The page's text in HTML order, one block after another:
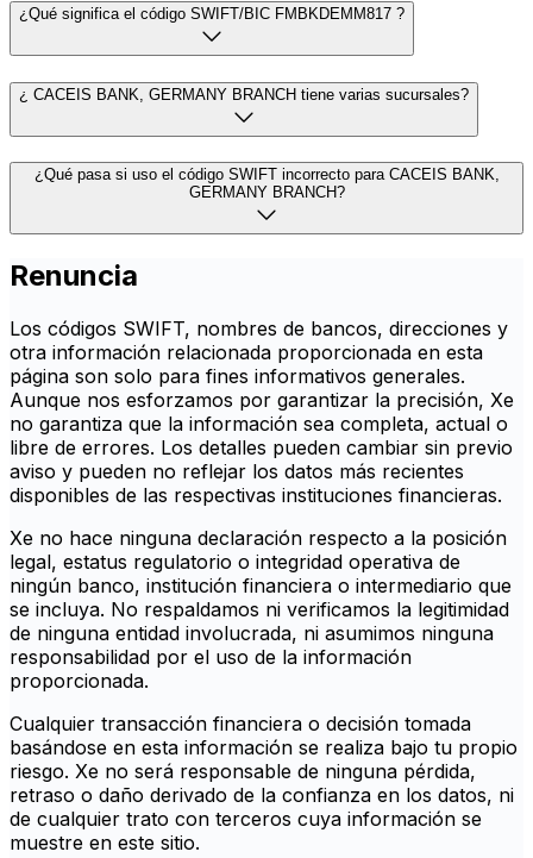
¿Qué significa el código SWIFT/BIC FMBKDEMM817 ?
¿ CACEIS BANK, GERMANY BRANCH tiene varias sucursales?
¿Qué pasa si uso el código SWIFT incorrecto para CACEIS BANK,
GERMANY BRANCH?
Renuncia
Los códigos SWIFT, nombres de bancos, direcciones y
otra información relacionada proporcionada en esta
página son solo para fines informativos generales.
Aunque nos esforzamos por garantizar la precisión, Xe
no garantiza que la información sea completa, actual o
libre de errores. Los detalles pueden cambiar sin previo
aviso y pueden no reflejar los datos más recientes
disponibles de las respectivas instituciones financieras.
Xe no hace ninguna declaración respecto a la posición
legal, estatus regulatorio o integridad operativa de
ningún banco, institución financiera o intermediario que
se incluya. No respaldamos ni verificamos la legitimidad
de ninguna entidad involucrada, ni asumimos ninguna
responsabilidad por el uso de la información
proporcionada.
Cualquier transacción financiera o decisión tomada
basándose en esta información se realiza bajo tu propio
riesgo. Xe no será responsable de ninguna pérdida,
retraso o daño derivado de la confianza en los datos, ni
de cualquier trato con terceros cuya información se
muestre en este sitio.